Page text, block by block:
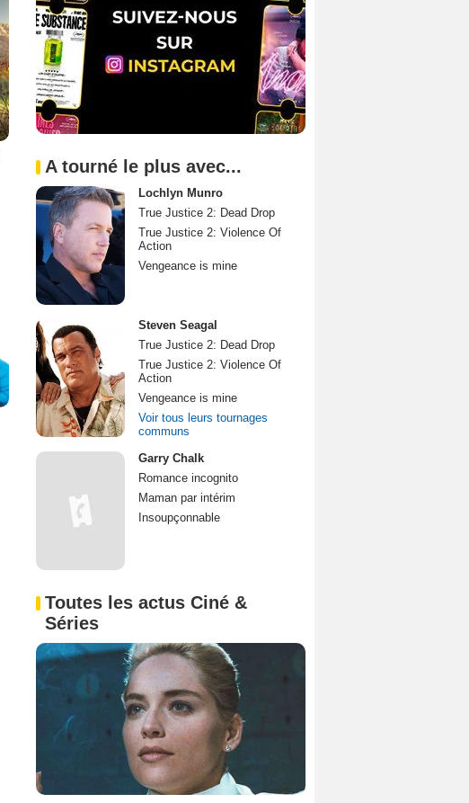
A tourné le plus avec...
Lochlyn Munro
True Justice 2: Dead Drop
True Justice 2: Violence Of
Action
Vengeance is mine
Steven Seagal
True Justice 2: Dead Drop
True Justice 2: Violence Of
Action
Vengeance is mine
Voir tous leurs tournages
communs
Garry Chalk
Romance incognito
Maman par intérim
Insoupçonnable
Toutes les actus Ciné &
Séries